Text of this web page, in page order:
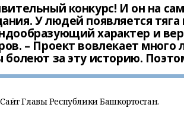
конкурс! И он на
У людей появляется
характер и
– Проект вовлекает
болеют за эту историю.
Сайт Главы Республики Башкортостан.